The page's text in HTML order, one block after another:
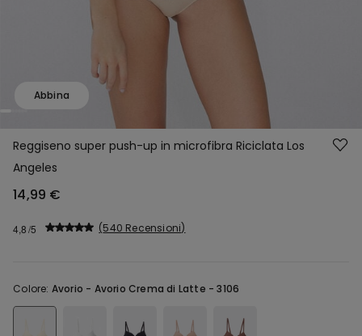
Abbina
Reggiseno super push-up in microfibra Riciclata Los
Angeles
14,99 €
4,8 540 Recensioni
Colore: Avorio - Avorio Crema di Latte - 3106